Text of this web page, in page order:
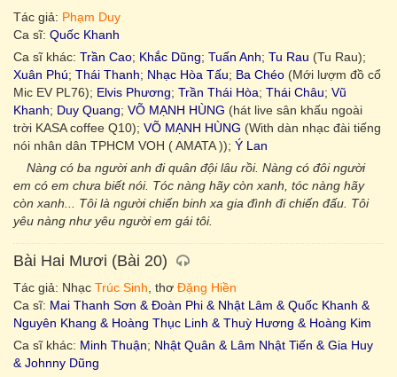
Tác giả: Phạm Duy
Ca sĩ: Quốc Khanh
Ca sĩ khác: Trần Cao; Khắc Dũng; Tuấn Anh; Tu Rau (Tu Rau);
Xuân Phú; Thái Thanh; Nhạc Hòa Tấu; Ba Chéo (Mới lượm đồ cổ
Mic EV PL76); Elvis Phương; Trần Thái Hòa; Thái Châu; Vũ
Khanh; Duy Quang; VÕ MẠNH HÙNG (hát live sân khấu ngoài
trời KASA coffee Q10); VÕ MẠNH HÙNG (With dàn nhạc đài tiếng
nói nhân dân TPHCM VOH ( AMATA )); Ý Lan
Nàng có ba người anh đi quân đội lâu rồi. Nàng có đôi người
em có em chưa biết nói. Tóc nàng hãy còn xanh, tóc nàng hãy
còn xanh... Tôi là người chiến binh xa gia đình đi chiến đấu. Tôi
yêu nàng như yêu người em gái tôi.
Bài Hai Mươi (Bài 20)
Tác giả: Nhạc Trúc Sinh , thơ Đặng Hiền
Ca sĩ: Mai Thanh Sơn & Đoàn Phi & Nhật Lâm & Quốc Khanh &
Nguyên Khang & Hoàng Thục Linh & Thuỳ Hương & Hoàng Kim
Ca sĩ khác: Minh Thuận; Nhật Quân & Lâm Nhật Tiến & Gia Huy
& Johnny Dũng